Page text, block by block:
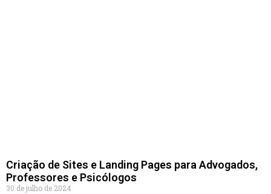
Criação de Sites e Landing Pages para Advogados,
Professores e Psicólogos
30 de julho de 2024